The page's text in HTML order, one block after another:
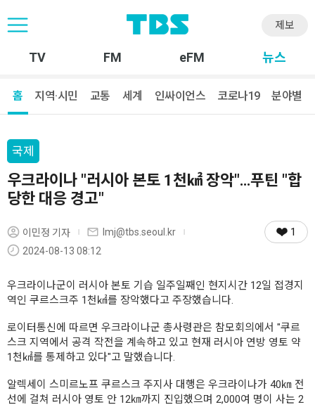
제보
TV FM eFM 뉴스
홈 지역·시민 교통 세계 인싸이언스 코로나19 분야별
국제
우크라이나 "러시아 본토 1천㎢ 장악"…푸틴 "합
당한 대응 경고"
이민정 기자
lmj@tbs.seoul.kr
2024-08-13 08:12
1
우크라이나군이 러시아 본토 기습 일주일째인 현지시간 12일 접경지
역인 쿠르스크주 1천㎢를 장악했다고 주장했습니다.
로이터통신에 따르면 우크라이나군 총사령관은 참모회의에서 "쿠르
스크 지역에서 공격 작전을 계속하고 있고 현재 러시아 연방 영토 약
1천㎢를 통제하고 있다"고 말했습니다.
알렉세이 스미르노프 쿠르스크 주지사 대행은 우크라이나가 40㎞ 전
선에 걸쳐 러시아 영토 안 12㎞까지 진입했으며 2,000여 명이 사는 2